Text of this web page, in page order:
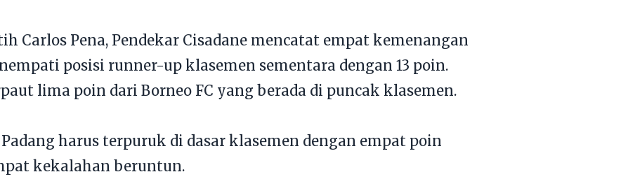
Carlos Pena, Pendekar Cisadane mencatat empat kemenangan
posisi runner-up klasemen sementara dengan 13 poin.
lima poin dari Borneo FC yang berada di puncak klasemen.
harus terpuruk di dasar klasemen dengan empat poin
kekalahan beruntun.